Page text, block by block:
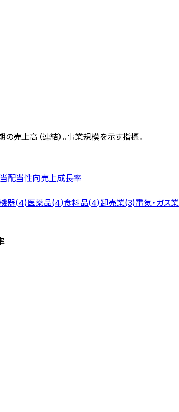
売上高（連結）。事業規模を示す指標。
配当性向売上成長率
器(4)医薬品(4)食料品(4)卸売業(3)電気・ガス業